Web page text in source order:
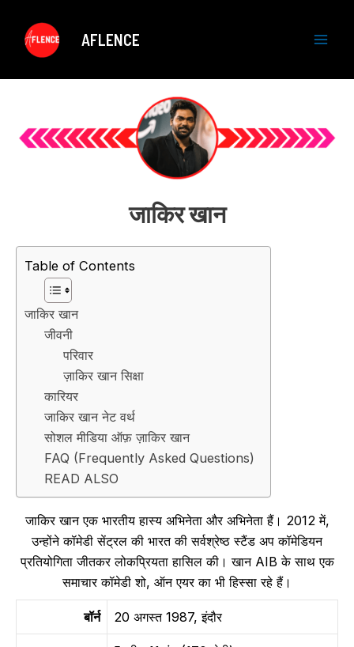
content
AFLENCE
i
जाकिर खान
Table of Contents
जाकिर खान
जीवनी
परिवार
ज़ाकिर खान सिक्षा
कारियर
जाकिर खान नेट वर्थ
सोशल मीडिया ऑफ़ ज़ाकिर खान
FAQ (Frequently Asked Questions)
READ ALSO
जाकिर खान एक भारतीय हास्य अभिनेता और अभिनेता हैं। 2012 में,
उन्होंने कॉमेडी सेंट्रल की भारत की सर्वश्रेष्ठ स्टैंड अप कॉमेडियन
प्रतियोगिता जीतकर लोकप्रियता हासिल की। खान AIB के साथ एक
समाचार कॉमेडी शो, ऑन एयर का भी हिस्सा रहे हैं।
बॉर्न 20 अगस्त 1987, इंदौर